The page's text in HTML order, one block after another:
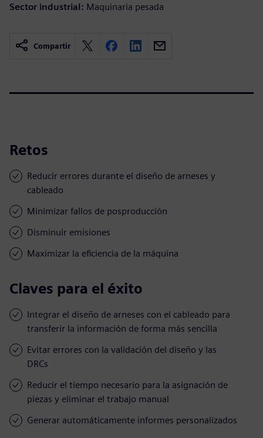
Sector industrial: Maquinaria pesada
Compartir
Retos
Reducir errores durante el diseño de arneses y
cableado
Minimizar fallos de posproducción
Disminuir emisiones
Maximizar la eficiencia de la máquina
Claves para el éxito
Integrar el diseño de arneses con el cableado para
transferir la información de forma más sencilla
Evitar errores con la validación del diseño y las
DRCs
Reducir el tiempo necesario para la asignación de
piezas y eliminar el trabajo manual
Generar automáticamente informes personalizados